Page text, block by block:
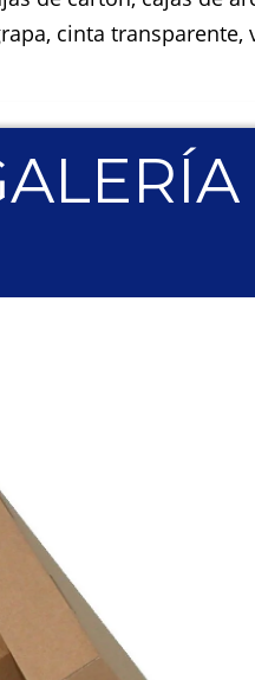
cinta